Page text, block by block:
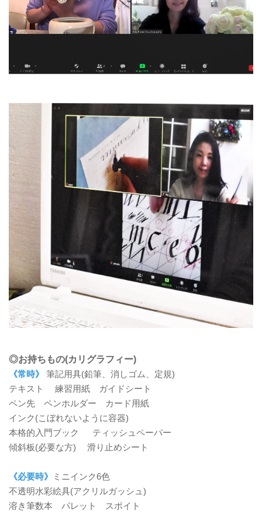
◎お持ちもの(カリグラフィー)
《常時》 筆記用具(鉛筆、消しゴム、定規)
テキスト 練習用紙 ガイドシート
ペン先 ペンホルダー カード用紙
インク(こぼれないように容器)
本格的入門ブック ティッシュペーパー
傾斜板(必要な方) 滑り止めシート
《必要時》
ミニインク6色
不透明水彩絵具(アクリルガッシュ )
溶き筆数本 パレット スポイト